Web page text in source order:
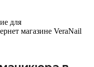
для
магазине VeraNail